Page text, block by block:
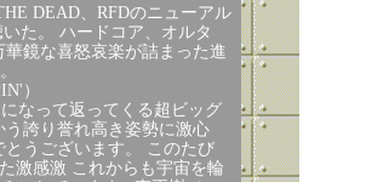
DEAD、RFDのニューアル
た。 ハードコア、オルタ
鏡な喜怒哀楽が詰まった進
）
なって返ってくる超ビッグ
誇り誉れ高き姿勢に激心
うございます。 このたび
激感激 これからも宇宙を輪